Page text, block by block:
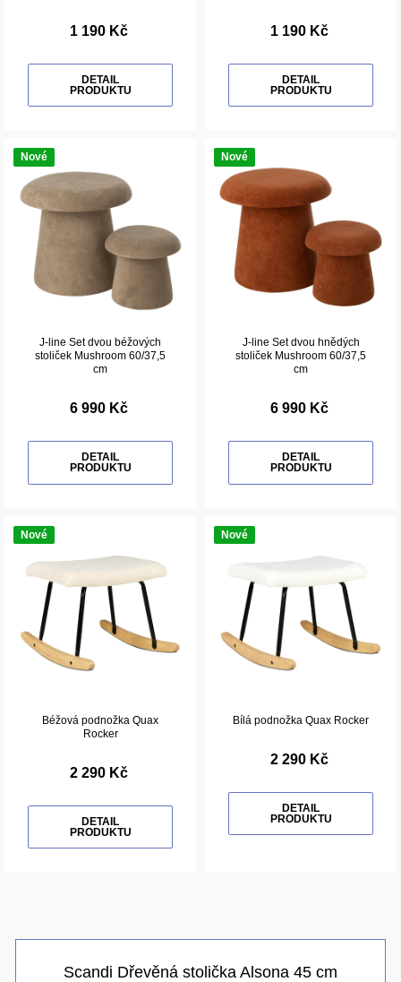
1 190 Kč
DETAIL
PRODUKTU
1 190 Kč
DETAIL
PRODUKTU
Nové
J-line Set dvou béžových
stoliček Mushroom 60/37,5
cm
6 990 Kč
DETAIL
PRODUKTU
Nové
J-line Set dvou hnědých
stoliček Mushroom 60/37,5
cm
6 990 Kč
DETAIL
PRODUKTU
Nové
Béžová podnožka Quax
Rocker
2 290 Kč
DETAIL
PRODUKTU
Nové
Bílá podnožka Quax Rocker
2 290 Kč
DETAIL
PRODUKTU
Scandi Dřevěná stolička Alsona 45 cm